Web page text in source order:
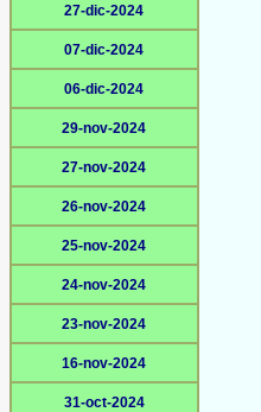
27-dic-2024
07-dic-2024
06-dic-2024
29-nov-2024
27-nov-2024
26-nov-2024
25-nov-2024
24-nov-2024
23-nov-2024
16-nov-2024
31-oct-2024